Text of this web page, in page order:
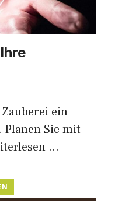
ein
Planen Sie mit
…